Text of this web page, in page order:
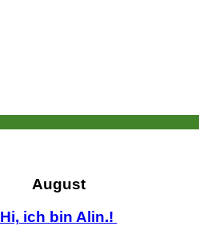
August
Hi, ich bin Alin.!